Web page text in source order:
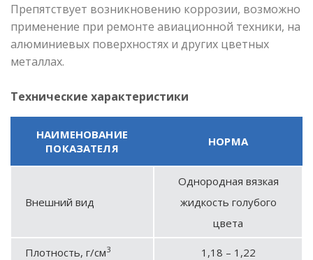
Препятствует возникновению коррозии, возможно
применение при ремонте авиационной техники, на
алюминиевых поверхностях и других цветных
металлах.
Технические характеристики
НАИМЕНОВАНИЕ
ПОКАЗАТЕЛЯ
НОРМА
Внешний вид
Однородная вязкая
жидкость голубого
цвета
Плотность, г/см3 1,18 – 1,22